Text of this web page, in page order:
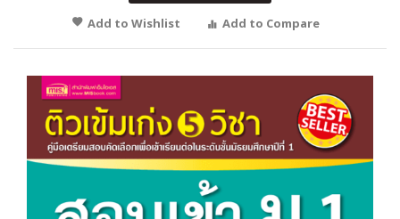
Add to Wishlist
Add to Compare